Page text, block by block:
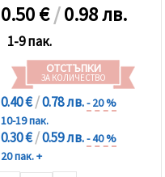
0.50€/0.98 лв.
1-9 пак.
ОТСТЪПКИ
ЗА КОЛИЧЕСТВО
0.40 €/0.78 лв.- 20 %
10-19 пак.
0.30 €/0.59 лв.- 40 %
20 пак. +